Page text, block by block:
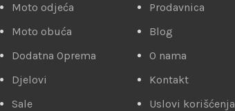
Moto odjeća
Moto obuća
Dodatna Oprema
Djelovi
Sale
Prodavnica
Blog
O nama
Kontakt
Uslovi korišćenja